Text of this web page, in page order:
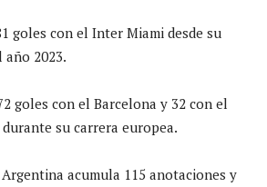
goles con el Inter Miami desde su
2023.
goles con el Barcelona y 32 con el
su carrera europea.
acumula 115 anotaciones y